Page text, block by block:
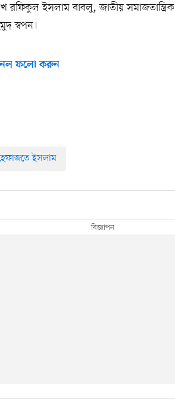
রফিকুল ইসলাম বাবলু, জাতীয় সমাজতান্ত্রিক
স্বপন।
ফলো করুন
ইসলাম